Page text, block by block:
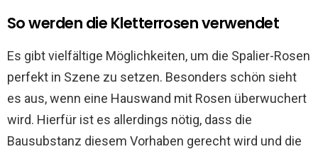
So werden die Kletterrosen verwendet
Es gibt vielfältige Möglichkeiten, um die Spalier-Rosen
perfekt in Szene zu setzen. Besonders schön sieht
es aus, wenn eine Hauswand mit Rosen überwuchert
wird. Hierfür ist es allerdings nötig, dass die
Bausubstanz diesem Vorhaben gerecht wird und die